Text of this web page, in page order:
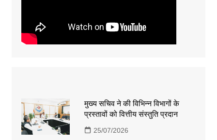
मुख्य सचिव ने की विभिन्न विभागों के
प्रस्तावों को वित्तीय संस्तुति प्रदान
25/07/2026